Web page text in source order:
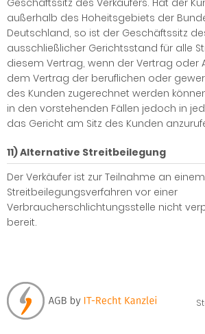
Geschäftssitz des Verkäufers. Hat der
außerhalb des Hoheitsgebiets der
Deutschland, so ist der Geschäftssitz
ausschließlicher Gerichtsstand für alle
diesem Vertrag, wenn der Vertrag oder
dem Vertrag der beruflichen oder
des Kunden zugerechnet werden
in den vorstehenden Fällen jedoch in
das Gericht am Sitz des Kunden
11) Alternative Streitbeilegung
Der Verkäufer ist zur Teilnahme an einem
Streitbeilegungsverfahren vor einer
Verbraucherschlichtungsstelle nicht
bereit.